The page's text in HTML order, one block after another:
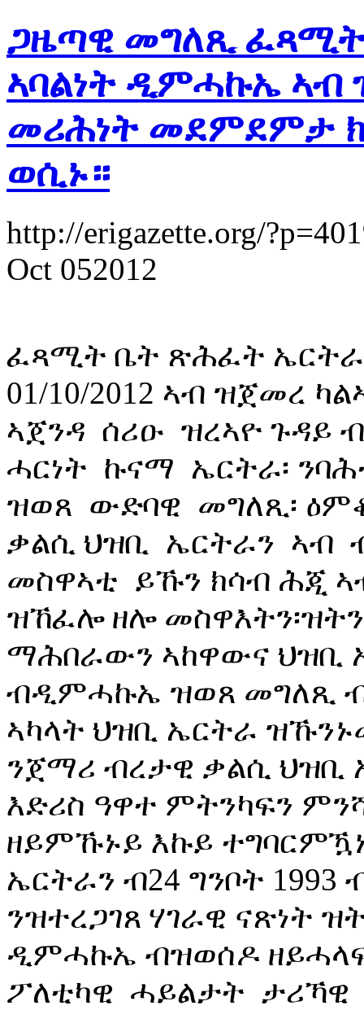
ጋዜጣዊ መግለጺ
ኣባልነት ዲምሓኩኤ ኣብ
መሪሕነት መደምደምታ
ወሲኑ።
http://erigazette.org/
Oct 052012
ፈጻሚት ቤት ጽሕፈት
01/10/2012 ኣብ ዝጀመረ
ኣጀንዳ ሰሪዑ ዝረኣዮ ጉዳይ
ሓርነት ኩናማ ኤርትራ፡
ዝወጸ ውድባዊ መግለጺ፡
ቃልሲ ህዝቢ ኤርትራን ኣብ
መስዋኣቲ ይኹን ክሳብ ሕጂ
ዝኸፈሎ ዘሎ
ማሕበራውን ኣከዋውና ህዝቢ
ብዲምሓኩኤ ዝወጸ መግለጺ
ኣካላት ህዝቢ ኤርትራ
ንጀማሪ ብረታዊ ቃልሲ
እድሪስ ዓዋተ ምትንካፍን
ዘይምኹኑይ እኩይ
ኤርትራን ብ24 ግንቦት
ንዝተረጋገጸ ሃገራዊ ናጽነት
ዲምሓኩኤ ብዝወሰዶ
ፖለቲካዊ ሓይልታት ታሪኻዊ